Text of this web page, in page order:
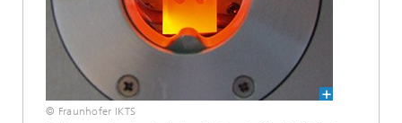
© Fraunhofer IKTS